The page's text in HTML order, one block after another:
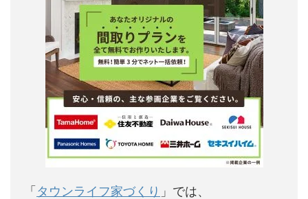
「 タウンライフ家づくり 」では、